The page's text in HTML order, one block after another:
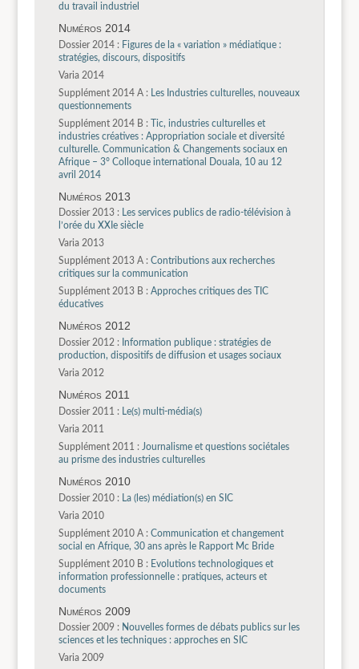
du travail industriel
Numéros 2014
Dossier 2014 : Figures de la « variation » médiatique :
stratégies, discours, dispositifs
Varia 2014
Supplément 2014 A : Les Industries culturelles, nouveaux
questionnements
Supplément 2014 B : Tic, industries culturelles et
industries créatives : Appropriation sociale et diversité
culturelle. Communication & Changements sociaux en
Afrique – 3° Colloque international Douala, 10 au 12
avril 2014
Numéros 2013
Dossier 2013 : Les services publics de radio-télévision à
l’orée du XXIe siècle
Varia 2013
Supplément 2013 A : Contributions aux recherches
critiques sur la communication
Supplément 2013 B : Approches critiques des TIC
éducatives
Numéros 2012
Dossier 2012 : Information publique : stratégies de
production, dispositifs de diffusion et usages sociaux
Varia 2012
Numéros 2011
Dossier 2011 : Le(s) multi-média(s)
Varia 2011
Supplément 2011 : Journalisme et questions sociétales
au prisme des industries culturelles
Numéros 2010
Dossier 2010 : La (les) médiation(s) en SIC
Varia 2010
Supplément 2010 A : Communication et changement
social en Afrique, 30 ans après le Rapport Mc Bride
Supplément 2010 B : Evolutions technologiques et
information professionnelle : pratiques, acteurs et
documents
Numéros 2009
Dossier 2009 : Nouvelles formes de débats publics sur les
sciences et les techniques : approches en SIC
Varia 2009